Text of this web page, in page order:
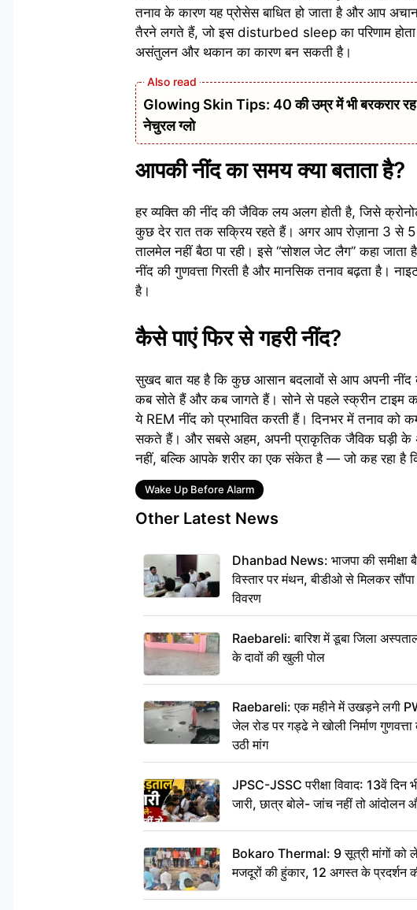
तनाव के कारण यह प्रोसेस बाधित हो जाता है और आप
तैरने लगते हैं, जो इस disturbed sleep का परिणाम
असंतुलन और थकान का कारण बन सकती है।
Glowing Skin Tips: 40 की उम्र में भी बरकरार रह
नेचुरल ग्लो
आपकी नींद का समय क्या बताता है?
हर व्यक्ति की नींद की जैविक लय अलग होती है, जिसे
कुछ देर रात तक सक्रिय रहते हैं। अगर आप रोज़ाना 3 से 5
तालमेल नहीं बैठा पा रही। इसे “सोशल जेट लैग” कहा
नींद की गुणवत्ता गिरती है और मानसिक तनाव बढ़ता है।
है।
कैसे पाएं फिर से गहरी नींद?
सुखद बात यह है कि कुछ आसान बदलावों से आप अपनी
कब सोते हैं और कब जागते हैं। सोने से पहले स्क्रीन टाइम
ये REM नींद को प्रभावित करती हैं। दिनभर में तनाव को
सकते हैं। और सबसे अहम, अपनी प्राकृतिक जैविक घड़ी के
नहीं, बल्कि आपके शरीर का एक संकेत है — जो कह रहा
Tags
Wake Up Before Alarm
Other Latest News
Dhanbad News: भाजपा की समीक्षा
विस्तार पर मंथन, बीडीओ से मिलकर
विवरण
Raebareli: बारिश में डूबा जिला
के दावों की खुली पोल
Raebareli: एक महीने में उखड़ने लगी
जेल रोड पर गड्ढे ने खोली निर्माण
उठी मांग
JPSC-JSSC परीक्षा विवाद: 13वें दिन
जारी, छात्र बोले- जांच नहीं तो आंदोलन
Bokaro Thermal: 9 सूत्री मांगों को
मजदूरों की हुंकार, 12 अगस्त के प्रदर्शन